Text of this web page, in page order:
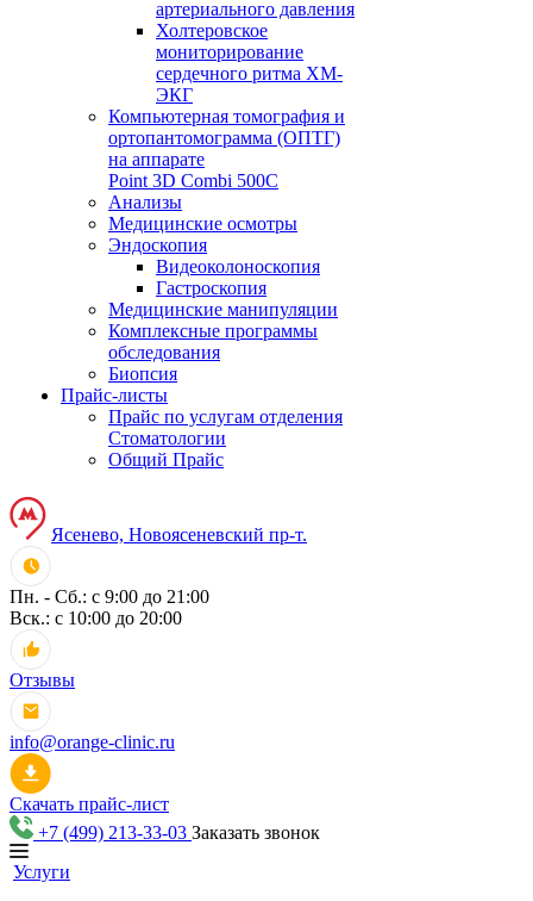
артериального давления
Холтеровское
мониторирование
сердечного ритма ХМ-
ЭКГ
Компьютерная томография и
ортопантомограмма (ОПТГ)
на аппарате
Point 3D Combi 500C
Анализы
Медицинские осмотры
Эндоскопия
Видеоколоноскопия
Гастроскопия
Медицинские манипуляции
Комплексные программы
обследования
Биопсия
Прайс-листы
Прайс по услугам отделения
Стоматологии
Общий Прайс
Ясенево, Новоясеневский пр-т.
Пн. - Сб.: с 9:00 до 21:00
Вск.: с 10:00 до 20:00
Отзывы
info@orange-clinic.ru
Скачать прайс-лист
+7 (499) 213-33-03 Заказать звонок
Услуги